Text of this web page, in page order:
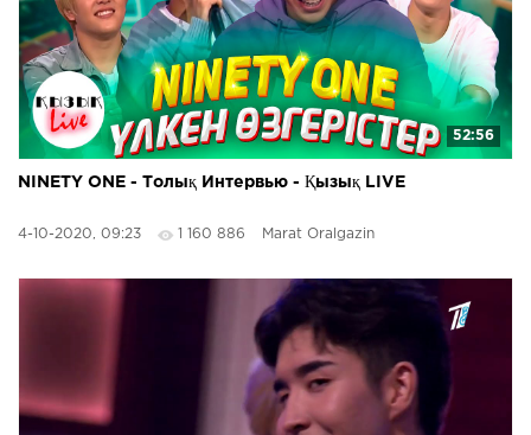
52:56
NINETY ONE - Толық Интервью - Қызық LIVE
4-10-2020, 09:23 1 160 886 Marat Oralgazin